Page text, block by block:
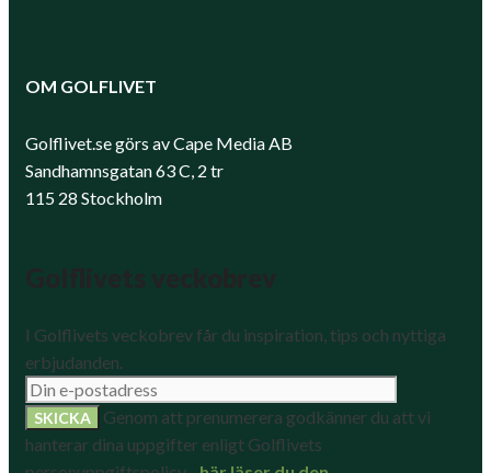
OM GOLFLIVET
Golflivet.se görs av Cape Media AB
Sandhamnsgatan 63 C, 2 tr
115 28 Stockholm
I Golflivets veckobrev får du inspiration, tips och nyttiga
erbjudanden.
Genom att prenumerera godkänner du att vi
hanterar dina uppgifter enligt Golflivets